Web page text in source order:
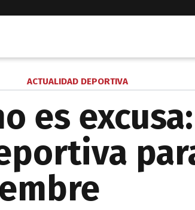
ACTUALIDAD DEPORTIVA
es